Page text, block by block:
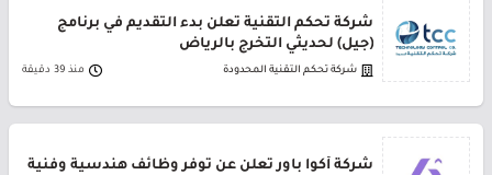
شركة تحكم التقنية تعلن بدء التقديم في برنامج
(جيل) لحديثي التخرج بالرياض
شركة تحكم التقنية المحدودة منذ 39 دقيقة
شركة أكوا باور تعلن عن توفر وظائف هندسية وفنية